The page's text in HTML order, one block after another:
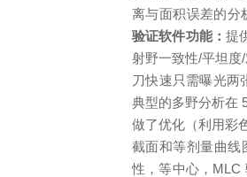
离与面积误差的分
验证软件功能：提
射野一致性/平坦度
刀快速只需曝光两
典型的多野分析在
做了优化（利用彩
截面和等剂量曲线
性，等中心，MLC